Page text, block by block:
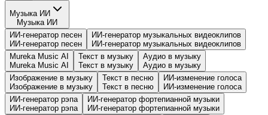
Музыка ИИ
Музыка ИИ
ИИ-генератор песен
ИИ-генератор песен
ИИ-генератор музыкальных видеоклипов
ИИ-генератор музыкальных видеоклипов
Mureka Music AI
Mureka Music AI
Текст в музыку
Текст в музыку
Аудио в музыку
Аудио в музыку
Изображение в музыку
Изображение в музыку
Текст в песню
Текст в песню
ИИ-изменение голоса
ИИ-изменение голоса
ИИ-генератор рэпа
ИИ-генератор рэпа
ИИ-генератор фортепианной музыки
ИИ-генератор фортепианной музыки